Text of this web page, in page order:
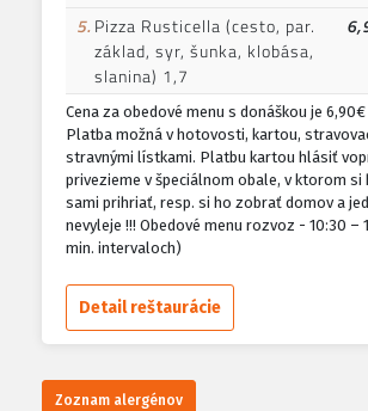
5. Pizza Rusticella (cesto, par.
základ, syr, šunka, klobása,
slanina) 1,7
Cena za obedové menu s donáškou je
Platba možná v hotovosti, kartou,
stravnými lístkami. Platbu kartou hlásiť
privezieme v špeciálnom obale, v ktorom si
sami prihriať, resp. si ho zobrať domov a
nevyleje !!! Obedové menu rozvoz - 10:30 –
min. intervaloch)
Detail reštaurácie
Zoznam alergénov